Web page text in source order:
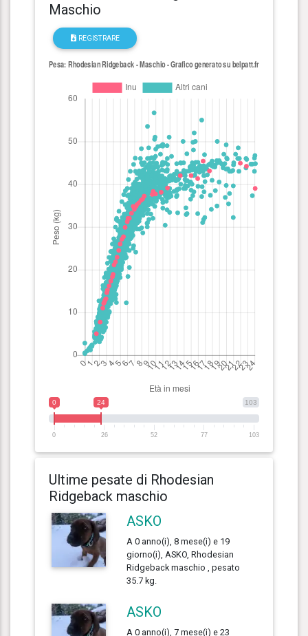
Maschio
REGISTRARE
103
0 24
0 26 52 77 103
Ultime pesate di Rhodesian
Ridgeback maschio
ASKO
A 0 anno(i), 8 mese(i) e 19
giorno(i), ASKO, Rhodesian
Ridgeback maschio , pesato
35.7 kg.
ASKO
A 0 anno(i), 7 mese(i) e 23